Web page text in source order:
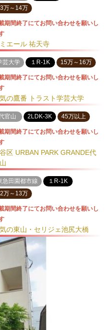
万～14万
期間終了にてお問い合わせを願いし
エール 祐天寺
芸大学 １R-1K 15万～16万
期間終了にてお問い合わせを願いし
の鷹番 トラスト学芸大学
官山 2LDK-3K 45万以上
期間終了にてお問い合わせを願いし
区 URBAN PARK GRANDE代
急田園都市線
１R-1K
万～13万
期間終了にてお問い合わせを願いし
の東山・セリジェ池尻大橋